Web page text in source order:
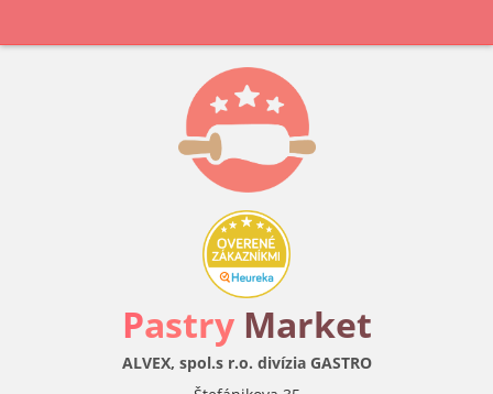
Pastry Market
ALVEX, spol.s r.o. divízia GASTRO